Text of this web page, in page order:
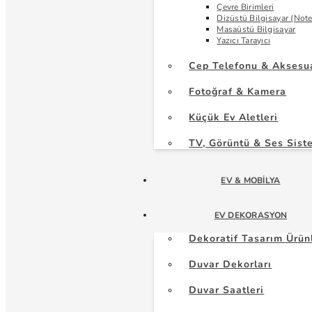
Çevre Birimleri
Dizüstü Bilgisayar
Masaüstü Bilgisayar
Yazıcı Tarayıcı
Cep Telefonu &
Fotoğraf & Kamera
Küçük Ev Aletleri
TV, Görüntü & Ses
EV & MOBILYA
EV DEKORASYON
Dekoratif Tasarım
Duvar Dekorları
Duvar Saatleri